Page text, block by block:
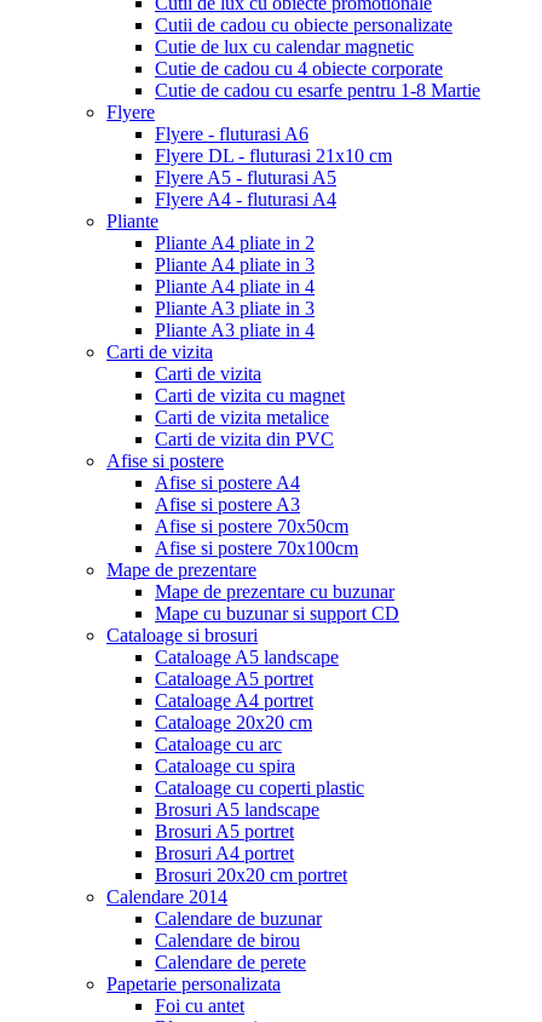
Cutii de cadou cu obiecte personalizate
Cutie de lux cu calendar magnetic
Cutie de cadou cu 4 obiecte corporate
Cutie de cadou cu esarfe pentru 1-8 Martie
Flyere
Flyere - fluturasi A6
Flyere DL - fluturasi 21x10 cm
Flyere A5 - fluturasi A5
Flyere A4 - fluturasi A4
Pliante
Pliante A4 pliate in 2
Pliante A4 pliate in 3
Pliante A4 pliate in 4
Pliante A3 pliate in 3
Pliante A3 pliate in 4
Carti de vizita
Carti de vizita
Carti de vizita cu magnet
Carti de vizita metalice
Carti de vizita din PVC
Afise si postere
Afise si postere A4
Afise si postere A3
Afise si postere 70x50cm
Afise si postere 70x100cm
Mape de prezentare
Mape de prezentare cu buzunar
Mape cu buzunar si support CD
Cataloage si brosuri
Cataloage A5 landscape
Cataloage A5 portret
Cataloage A4 portret
Cataloage 20x20 cm
Cataloage cu arc
Cataloage cu spira
Cataloage cu coperti plastic
Brosuri A5 landscape
Brosuri A5 portret
Brosuri A4 portret
Brosuri 20x20 cm portret
Calendare 2014
Calendare de buzunar
Calendare de birou
Calendare de perete
Papetarie personalizata
Foi cu antet